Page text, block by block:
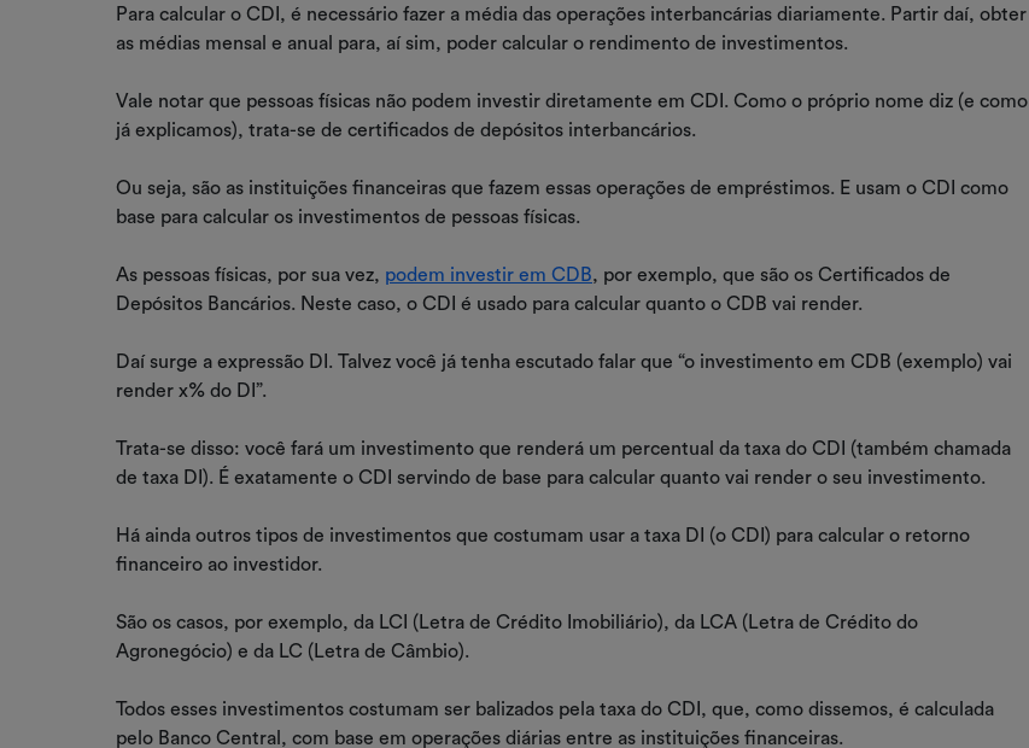
Para calcular o CDI, é necessário fazer a média das operações interbancárias diariamente. Partir daí, obter
as médias mensal e anual para, aí sim, poder calcular o rendimento de investimentos.
Vale notar que pessoas físicas não podem investir diretamente em CDI. Como o próprio nome diz (e como
já explicamos), trata-se de certificados de depósitos interbancários.
Ou seja, são as instituições financeiras que fazem essas operações de empréstimos. E usam o CDI como
base para calcular os investimentos de pessoas físicas.
As pessoas físicas, por sua vez, podem investir em CDB, por exemplo, que são os Certificados de
Depósitos Bancários. Neste caso, o CDI é usado para calcular quanto o CDB vai render.
Daí surge a expressão DI. Talvez você já tenha escutado falar que “o investimento em CDB (exemplo) vai
render x% do DI”.
Trata-se disso: você fará um investimento que renderá um percentual da taxa do CDI (também chamada
de taxa DI). É exatamente o CDI servindo de base para calcular quanto vai render o seu investimento.
Há ainda outros tipos de investimentos que costumam usar a taxa DI (o CDI) para calcular o retorno
financeiro ao investidor.
São os casos, por exemplo, da LCI (Letra de Crédito Imobiliário), da LCA (Letra de Crédito do
Agronegócio) e da LC (Letra de Câmbio).
Todos esses investimentos costumam ser balizados pela taxa do CDI, que, como dissemos, é calculada
pelo Banco Central, com base em operações diárias entre as instituições financeiras.